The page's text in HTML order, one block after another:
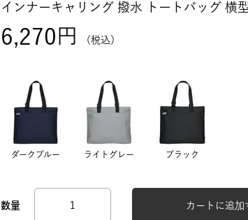
インナーキャリング 撥水 トートバッグ 横型
6,270 税込
ダークブルー ライトグレー ブラック
カートに追加